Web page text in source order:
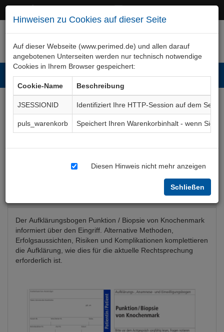
Hinweisen zu Cookies auf dieser Seite
Auf dieser Webseite (www.perimed.de) und allen darauf
angebotenen Unterseiten werden nur technisch notwendige
Cookies in Ihrem Browser gespeichert:
Cookie-Name
Beschreibung
JSESSIONID
Identifiziert Ihre HTTP-Session auf dem Server
puls_warenkorb
Speichert Ihren Warenkorbinhalt - wenn Sie
Diesen Hinweis nicht mehr anzeigen
Schließen
Knochenmarkpunktion / -
biopsie
Der Aufklärungsbogen Punktion / Biopsie von Knochenmark
informiert über den Eingriff. Alternative Methoden,
Erfolgsaussichten, Risiken und Komplikationen komplettieren
die Aufklärung, wie dies für die aktuelle Rechtsprechung
erforderlich ist.